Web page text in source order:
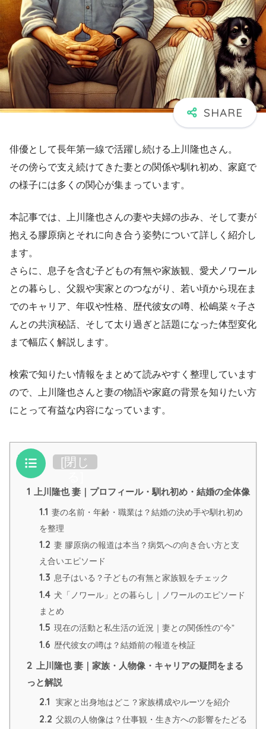
俳優として長年第一線で活躍し続ける上川隆也さん。
その傍らで支え続けてきた妻との関係や馴れ初め、家庭で
の様子には多くの関心が集まっています。
本記事では、上川隆也さんの妻や夫婦の歩み、そして妻が
抱える膠原病とそれに向き合う姿勢について詳しく紹介し
ます。
さらに、息子を含む子どもの有無や家族観、愛犬ノワール
との暮らし、父親や実家とのつながり、若い頃から現在ま
でのキャリア、年収や性格、歴代彼女の噂、松嶋菜々子さ
んとの共演秘話、そして太り過ぎと話題になった体型変化
まで幅広く解説します。
検索で知りたい情報をまとめて読みやすく整理しています
ので、上川隆也さんと妻の物語や家庭の背景を知りたい方
にとって有益な内容になっています。
目次 [閉じ
1 上川隆也 妻｜プロフィール・馴れ初め・結婚の全体像
1.1 妻の名前・年齢・職業は？結婚の決め手や馴れ初め
を整理
1.2 妻 膠原病の報道は本当？病気への向き合い方と支
え合いエピソード
1.3 息子はいる？子どもの有無と家族観をチェック
1.4 犬「ノワール」との暮らし｜ノワールのエピソード
まとめ
1.5 現在の活動と私生活の近況｜妻との関係性の“今”
1.6 歴代彼女の噂は？結婚前の報道を検証
2
上川隆也 妻｜家族・人物像・キャリアの疑問をまる
っと解説
2.1 実家と出身地はどこ？家族構成やルーツを紹介
2.2 父親の人物像は？仕事観・生き方への影響をたどる